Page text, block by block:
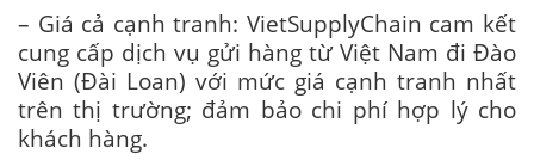
– Giá cả cạnh tranh: VietSupplyChain cam kết
cung cấp dịch vụ gửi hàng từ Việt Nam đi Đào
Viên (Đài Loan) với mức giá cạnh tranh nhất
trên thị trường; đảm bảo chi phí hợp lý cho
khách hàng.